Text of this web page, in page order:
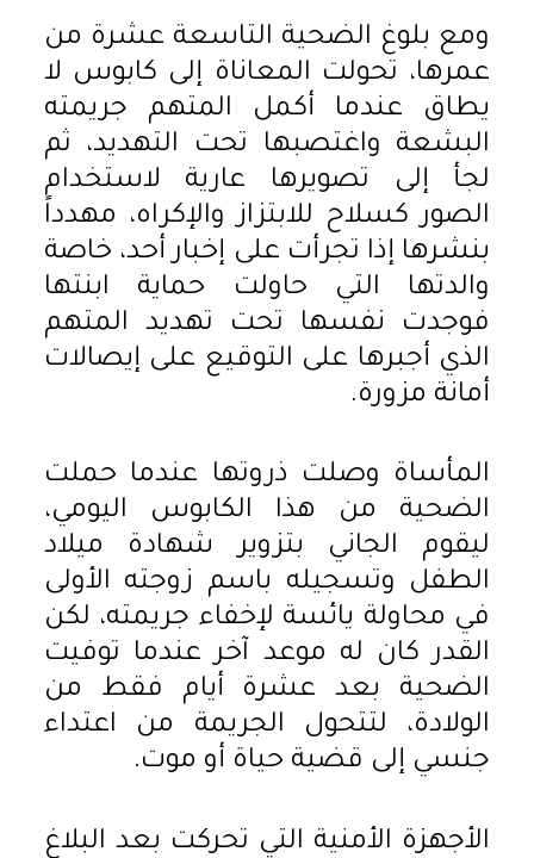
ومع بلوغ الضحية التاسعة عشرة من
عمرها، تحولت المعاناة إلى كابوس لا
يطاق عندما أكمل المتهم جريمته
البشعة واغتصبها تحت التهديد، ثم
لجأ إلى تصويرها عارية لاستخدام
الصور كسلاح للابتزاز والإكراه، مهدداً
بنشرها إذا تجرأت على إخبار أحد، خاصة
والدتها التي حاولت حماية ابنتها
فوجدت نفسها تحت تهديد المتهم
الذي أجبرها على التوقيع على إيصالات
أمانة مزورة.
المأساة وصلت ذروتها عندما حملت
الضحية من هذا الكابوس اليومي،
ليقوم الجاني بتزوير شهادة ميلاد
الطفل وتسجيله باسم زوجته الأولى
في محاولة يائسة لإخفاء جريمته، لكن
القدر كان له موعد آخر عندما توفيت
الضحية بعد عشرة أيام فقط من
الولادة، لتتحول الجريمة من اعتداء
جنسي إلى قضية حياة أو موت.
الأجهزة الأمنية التي تحركت بعد البلاغ